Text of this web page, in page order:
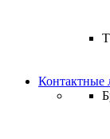
Контактные